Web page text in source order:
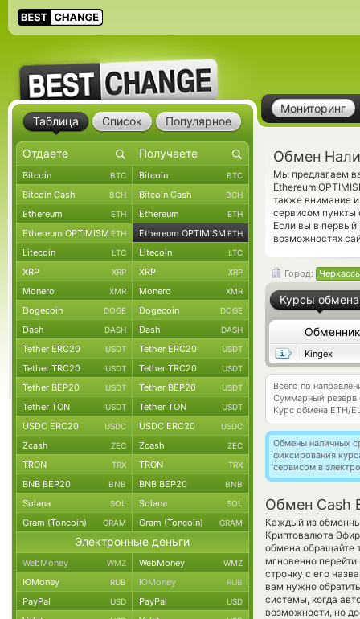
Мониторинг
Обмен
Мы предлагаем
Ethereum
также внимание
сервисом пункты
Если вы в первый
возможностях
Город:
Курсы обмена
Обменник
Kingex
Всего по
Суммарный резерв
Курс обмена ETH/
Обмены наличных
фиксирования
сервисом в
Обмен Cash
Каждый из
Криптовалюта
обмена обращайте
мгновенно
строчку с его
вам нужно
системы, когда
возможности, но
Таблица Список Популярное
Bitcoin BTC Bitcoin BTC
Bitcoin Cash BCH Bitcoin Cash BCH
Ethereum ETH Ethereum ETH
Ethereum OPTIMISM ETH Ethereum OPTIMISM ETH
Litecoin LTC Litecoin LTC
XRP XRP XRP XRP
Monero XMR Monero XMR
Dogecoin DOGE Dogecoin DOGE
Dash DASH Dash DASH
Tether ERC20 USDT Tether ERC20 USDT
Tether TRC20 USDT Tether TRC20 USDT
Tether BEP20 USDT Tether BEP20 USDT
Tether TON USDT Tether TON USDT
USDC ERC20 USDC USDC ERC20 USDC
Zcash ZEC Zcash ZEC
TRON TRX TRON TRX
BNB BEP20 BNB BNB BEP20 BNB
Solana SOL Solana SOL
Gram (Toncoin) GRAM Gram (Toncoin) GRAM
Электронные деньги
WebMoney WMZ WebMoney WMZ
ЮMoney RUB ЮMoney RUB
PayPal USD PayPal USD